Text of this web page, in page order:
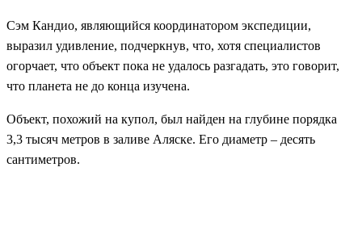
Сэм Кандио, являющийся координатором экспедиции,
выразил удивление, подчеркнув, что, хотя специалистов
огорчает, что объект пока не удалось разгадать, это говорит,
что планета не до конца изучена.
Объект, похожий на купол, был найден на глубине порядка
3,3 тысяч метров в заливе Аляске. Его диаметр – десять
сантиметров.